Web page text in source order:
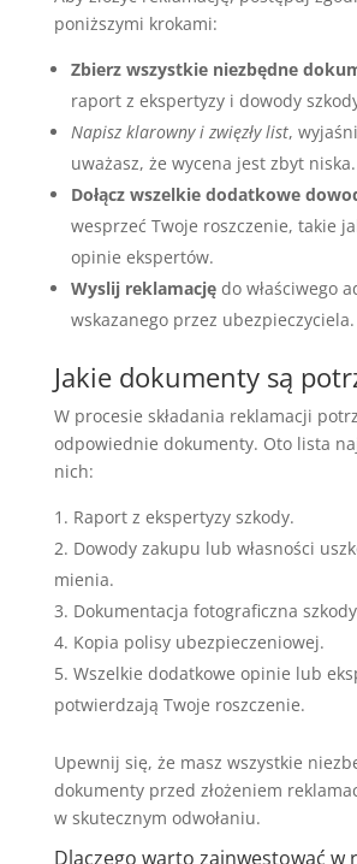
poniższymi krokami:
Zbierz wszystkie niezbędne
raport z ekspertyzy i dowody
Napisz klarowny i zwięzły list,
uważasz, że wycena jest zbyt niska.
Dołącz wszelkie dodatkowe
wesprzeć Twoje roszczenie, takie
opinie ekspertów.
Wyslij reklamacjędo właściwego
wskazanego przez ubezpieczyciela.
Jakie dokumenty są
W procesie składania reklamacji
odpowiednie dokumenty. Oto lista
nich:
Raport z ekspertyzy szkody.
Dowody zakupu lub własności
mienia.
Dokumentacja fotograficzna
Kopia polisy ubezpieczeniowej.
Wszelkie dodatkowe opinie lub
potwierdzają Twoje roszczenie.
Upewnij się, że masz wszystkie
dokumenty przed złożeniem
w skutecznym odwołaniu.
Dlaczego warto zainwestować w